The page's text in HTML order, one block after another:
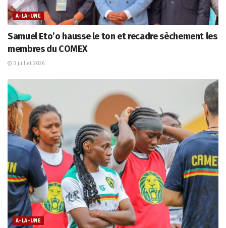
A-LA-UNE
Samuel Eto’o hausse le ton et recadre sèchement les
membres du COMEX
3 juillet 2026
A-LA-UNE